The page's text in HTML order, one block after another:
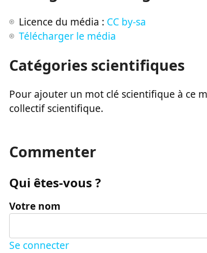
Licence du média : CC by-sa
Télécharger le média
Catégories scientifiques
Pour ajouter un mot clé scientifique à ce
collectif scientifique.
Commenter
Qui êtes-vous ?
Votre nom
Se connecter